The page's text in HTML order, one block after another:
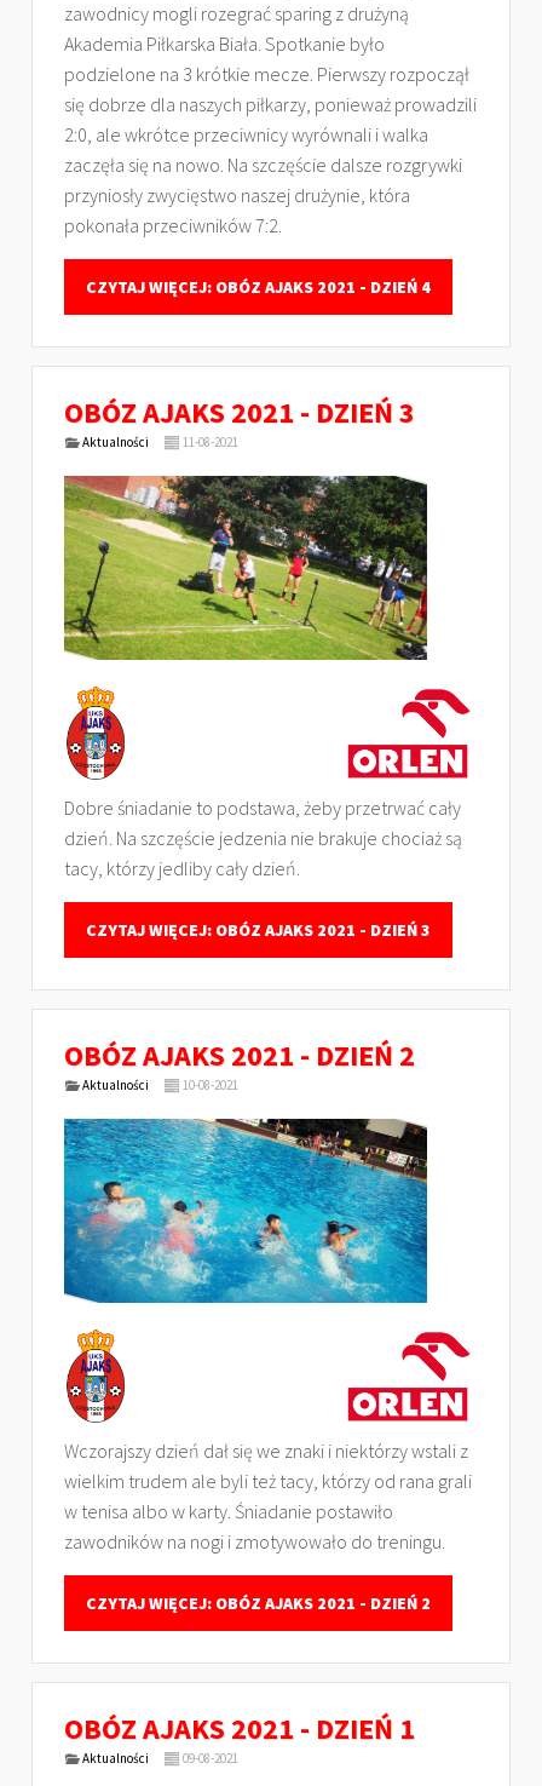
zawodnicy mogli rozegrać sparing z drużyną
Akademia Piłkarska Biała. Spotkanie było
podzielone na 3 krótkie mecze. Pierwszy rozpoczął
się dobrze dla naszych piłkarzy, ponieważ prowadzili
2:0, ale wkrótce przeciwnicy wyrównali i walka
zaczęła się na nowo. Na szczęście dalsze rozgrywki
przyniosły zwycięstwo naszej drużynie, która
pokonała przeciwników 7:2.
CZYTAJ WIĘCEJ: OBÓZ AJAKS 2021 - DZIEŃ 4
OBÓZ AJAKS 2021 - DZIEŃ 3
Aktualności 11-08-2021
Dobre śniadanie to podstawa, żeby przetrwać cały
dzień. Na szczęście jedzenia nie brakuje chociaż są
tacy, którzy jedliby cały dzień.
CZYTAJ WIĘCEJ: OBÓZ AJAKS 2021 - DZIEŃ 3
OBÓZ AJAKS 2021 - DZIEŃ 2
Aktualności 10-08-2021
Wczorajszy dzień dał się we znaki i niektórzy wstali z
wielkim trudem ale byli też tacy, którzy od rana grali
w tenisa albo w karty. Śniadanie postawiło
zawodników na nogi i zmotywowało do treningu.
CZYTAJ WIĘCEJ: OBÓZ AJAKS 2021 - DZIEŃ 2
OBÓZ AJAKS 2021 - DZIEŃ 1
Aktualności 09-08-2021